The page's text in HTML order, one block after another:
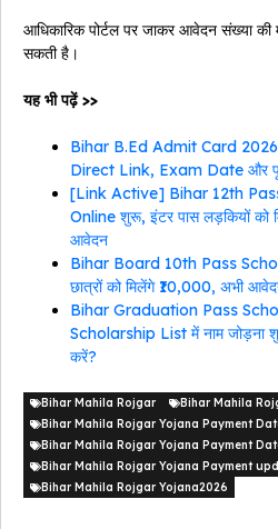
आधिकारिक पोर्टल पर जाकर आवेदन संख्या की
सकती है।
यह भी पढ़ें >>
Bihar B.Ed Admit Card
Direct Link, Exam Date और
[Link Active] Bihar 12th
Online शुरू, इंटर पास लड़कियों को
आवेदन
Bihar Board 10th Pass
छात्रों को मिलेंगे ₹10,000, अभी
Bihar Graduation Pass
Scholarship List में नाम जोड़ना
करें?
Bihar Mahila Rojgar
Bihar Mahila
Bihar Mahila Rojgar Yojana Payment
Bihar Mahila Rojgar Yojana Payment
Bihar Mahila Rojgar Yojana Payment
Bihar Mahila Rojgar Yojana2026